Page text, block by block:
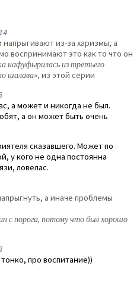
из-за харизмы, а
воспринимают это как то что он
нафуфырилась из третьего
шалава», из этой серии
а может и никогда не был.
а он может быть очень
сказавшего. Может по
у кого не одна постоянна
ловелас.
а иначе проблемы
с порога, потому что был хорошо
про воспитание))